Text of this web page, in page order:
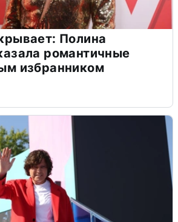
Полина
романтичные
избранником